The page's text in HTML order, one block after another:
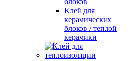
блоков
Клей для
керамических
блоков / теплой
керамики